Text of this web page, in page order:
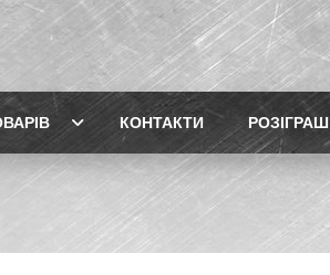
КОНТАКТИ РОЗІГРАШ